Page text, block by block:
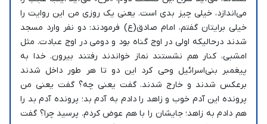
می‌اندازد، خیلی چیز بدی است. یعنی یک روزی من این روایت را
خیلی برایتان گفتم، امام صادق(ع) فرمودند: دو نفر وارد مسجد
شدند درحالیکه اولی در اوج گناه بود و دومی در اوج عبادت. مثل
امشبی، کنار هم نشستند نماز خواندند رفتند بیرون. خدا به
پیغمبر بنی‌اسرائیل وحی کرد این دو تا هر طور داخل شدند
برعکس شدند و خارج شدند. گفت یعنی چه؟ گفت یعنی من
پرونده این آدم خوب و زاهد را دادم به آدم بد؛ پرونده آدم بد را
هم دادم به زاهد؛ جایشان را با هم عوض کردم. پرسید چرا؟ گفت